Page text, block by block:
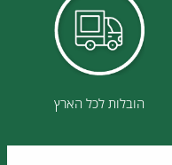
הובלות לכל הארץ